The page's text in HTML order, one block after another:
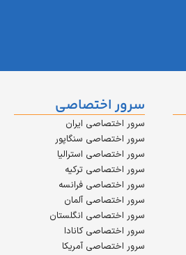
سرور اختصاصی
سرور اختصاصی ایران
سرور اختصاصی سنگاپور
سرور اختصاصی استرالیا
سرور اختصاصی ترکیه
سرور اختصاصی فرانسه
سرور اختصاصی آلمان
سرور اختصاصی انگلستان
سرور اختصاصی کانادا
سرور اختصاصی آمریکا